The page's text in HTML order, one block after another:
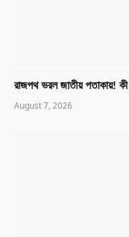
রাজপথ ভরল জাতীয় পতাকায়! কী
August 7, 2026